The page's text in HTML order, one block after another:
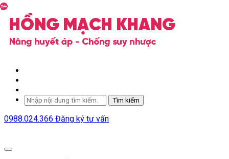
Tìm kiếm
0988.024.366 Đăng ký tư vấn